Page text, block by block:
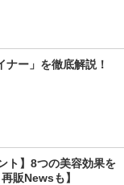
ナー」を徹底解説！
ト】8つの美容効果を
販Newsも】